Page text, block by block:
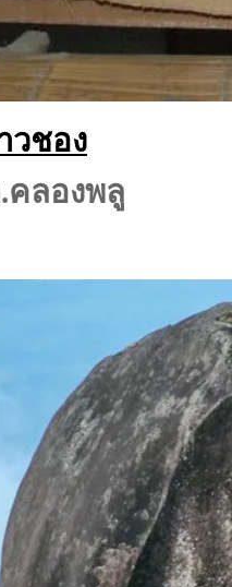
วชอง
ลองพลู